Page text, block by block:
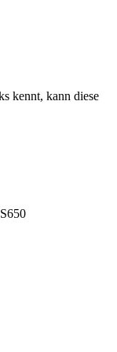
kennt, kann diese